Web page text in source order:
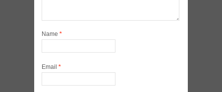
Name *
Email *